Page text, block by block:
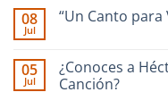
–
Interpreta
🎹
Iriarte
de
Evaristo
Aparicio
comentarios
en
Ronald
Borjas
–
08
Jul
“Un Canto
comentarios
en
“Un
Canto
05
Jul
¿Conoces a
Canción?